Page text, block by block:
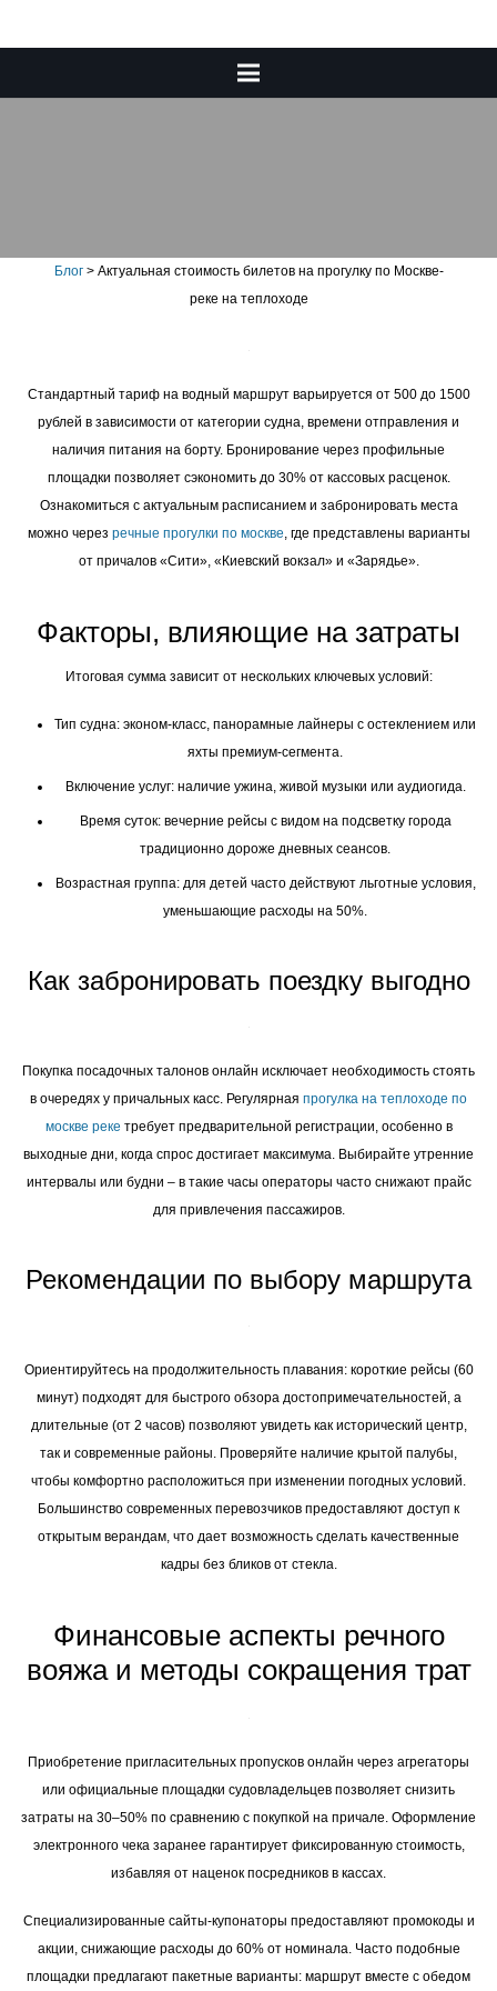
Блог> Актуальная стоимость билетов на прогулку по Москве-
реке на теплоходе
Стандартный тариф на водный маршрут варьируется от 500 до 1500
рублей в зависимости от категории судна, времени отправления и
наличия питания на борту. Бронирование через профильные
площадки позволяет сэкономить до 30% от кассовых расценок.
Ознакомиться с актуальным расписанием и забронировать места
можно через речные прогулки по москве, где представлены варианты
от причалов «Сити», «Киевский вокзал» и «Зарядье».
Факторы, влияющие на затраты
Итоговая сумма зависит от нескольких ключевых условий:
Тип судна: эконом-класс, панорамные лайнеры с остеклением или
яхты премиум-сегмента.
Включение услуг: наличие ужина, живой музыки или аудиогида.
Время суток: вечерние рейсы с видом на подсветку города
традиционно дороже дневных сеансов.
Возрастная группа: для детей часто действуют льготные условия,
уменьшающие расходы на 50%.
Как забронировать поездку выгодно
Покупка посадочных талонов онлайн исключает необходимость стоять
в очередях у причальных касс. Регулярная прогулка на теплоходе по
москве реке требует предварительной регистрации, особенно в
выходные дни, когда спрос достигает максимума. Выбирайте утренние
интервалы или будни – в такие часы операторы часто снижают прайс
для привлечения пассажиров.
Рекомендации по выбору маршрута
Ориентируйтесь на продолжительность плавания: короткие рейсы (60
минут) подходят для быстрого обзора достопримечательностей, а
длительные (от 2 часов) позволяют увидеть как исторический центр,
так и современные районы. Проверяйте наличие крытой палубы,
чтобы комфортно расположиться при изменении погодных условий.
Большинство современных перевозчиков предоставляют доступ к
открытым верандам, что дает возможность сделать качественные
кадры без бликов от стекла.
Финансовые аспекты речного
вояжа и методы сокращения трат
Приобретение пригласительных пропусков онлайн через агрегаторы
или официальные площадки судовладельцев позволяет снизить
затраты на 30–50% по сравнению с покупкой на причале. Оформление
электронного чека заранее гарантирует фиксированную стоимость,
избавляя от наценок посредников в кассах.
Специализированные сайты-купонаторы предоставляют промокоды и
акции, снижающие расходы до 60% от номинала. Часто подобные
площадки предлагают пакетные варианты: маршрут вместе с обедом